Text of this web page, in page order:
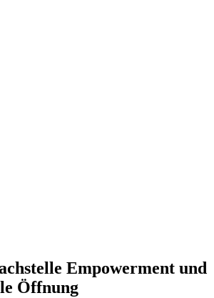
Empowerment und
Öffnung